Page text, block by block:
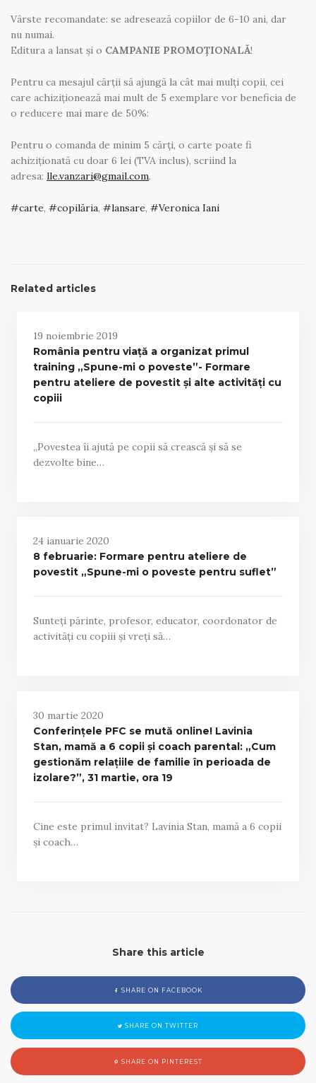
Vârste recomandate: se adresează copiilor de 6-10 ani, dar
nu numai.
Editura a lansat și o CAMPANIE PROMOŢIONALĂ!
Pentru ca mesajul cărţii să ajungă la cât mai mulţi copii, cei
care achiziționează mai mult de 5 exemplare vor beneficia de
o reducere mai mare de 50%:
Pentru o comanda de minim 5 cărți, o carte poate fi
achiziționată cu doar 6 lei (TVA inclus), scriind la
adresa: lle.vanzari@gmail.com.
carte, copilăria, lansare, Veronica Iani
Related articles
19 noiembrie 2019
România pentru viață a organizat primul
training „Spune-mi o poveste”- Formare
pentru ateliere de povestit și alte activități cu
copiii
„Povestea îi ajută pe copii să crească și să se
dezvolte bine…
24 ianuarie 2020
8 februarie: Formare pentru ateliere de
povestit „Spune-mi o poveste pentru suflet”
Sunteți părinte, profesor, educator, coordonator de
activități cu copiii și vreți să…
30 martie 2020
Conferințele PFC se mută online! Lavinia
Stan, mamă a 6 copii și coach parental: „Cum
gestionăm relațiile de familie în perioada de
izolare?”, 31 martie, ora 19
Cine este primul invitat? Lavinia Stan, mamă a 6 copii
și coach…
Share this article
SHARE ON FACEBOOK
SHARE ON TWITTER
SHARE ON PINTEREST